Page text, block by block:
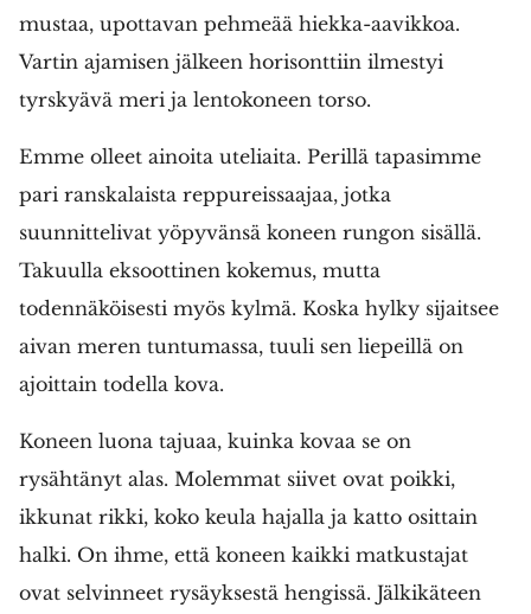
mustaa, upottavan pehmeää hiekka-aavikkoa.
Vartin ajamisen jälkeen horisonttiin ilmestyi
tyrskyävä meri ja lentokoneen torso.
Emme olleet ainoita uteliaita. Perillä tapasimme
pari ranskalaista reppureissaajaa, jotka
suunnittelivat yöpyvänsä koneen rungon sisällä.
Takuulla eksoottinen kokemus, mutta
todennäköisesti myös kylmä. Koska hylky sijaitsee
aivan meren tuntumassa, tuuli sen liepeillä on
ajoittain todella kova.
Koneen luona tajuaa, kuinka kovaa se on
rysähtänyt alas. Molemmat siivet ovat poikki,
ikkunat rikki, koko keula hajalla ja katto osittain
halki. On ihme, että koneen kaikki matkustajat
ovat selvinneet rysäyksestä hengissä. Jälkikäteen